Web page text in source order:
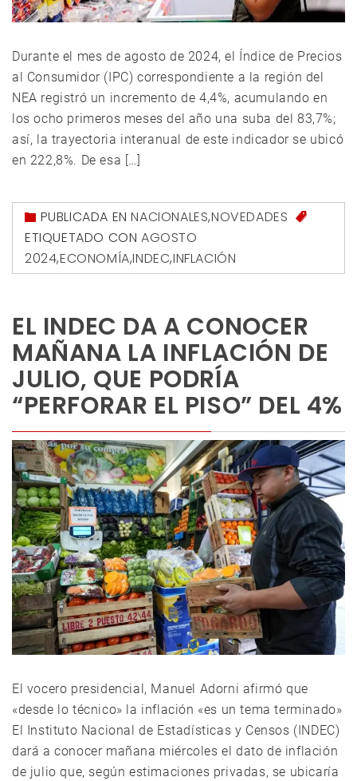
Durante el mes de agosto de 2024, el Índice de Precios
al Consumidor (IPC) correspondiente a la región del
NEA registró un incremento de 4,4%, acumulando en
los ocho primeros meses del año una suba del 83,7%;
así, la trayectoria interanual de este indicador se ubicó
en 222,8%. De esa […]
PUBLICADA ENNACIONALES,NOVEDADES
ETIQUETADO CON AGOSTO
2024,ECONOMÍA,INDEC,INFLACIÓN
EL INDEC DA A CONOCER
MAÑANA LA INFLACIÓN DE
JULIO, QUE PODRÍA
“PERFORAR EL PISO” DEL 4%
El vocero presidencial, Manuel Adorni afirmó que
«desde lo técnico» la inflación «es un tema terminado»
El Instituto Nacional de Estadísticas y Censos (INDEC)
dará a conocer mañana miércoles el dato de inflación
de julio que, según estimaciones privadas, se ubicaría